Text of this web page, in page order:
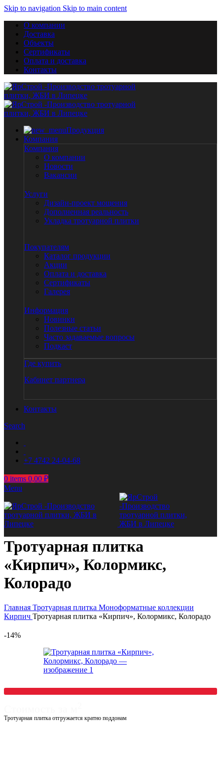
Skip to navigation Skip to main content
О компании
Доставка
Объекты
Сертификаты
Оплата и доставка
Контакты
Продукция
Компания
Компания
О компании
Новости
Вакансии
Услуги
Дизайн-проект мощения
Дополненная реальность
Укладка тротуарной плитки
Покупателям
Каталог продукции
Акции
Оплата и доставка
Сертификаты
Галерея
Информация
Новинки
Полезные статьи
Часто задаваемые вопросы
Подкаст
Где купить
Кабинет партнера
Контакты
Search
+7 4742 24-04-68
0 items 0,00 ₽
Menu
Тротуарная плитка
«Кирпич», Колормикс,
Колорадо
Главная Тротуарная плитка Моноформатные коллекции
Кирпич Тротуарная плитка «Кирпич», Колормикс, Колорадо
-14%
Тротуарная плитка отгружается кратно поддонам